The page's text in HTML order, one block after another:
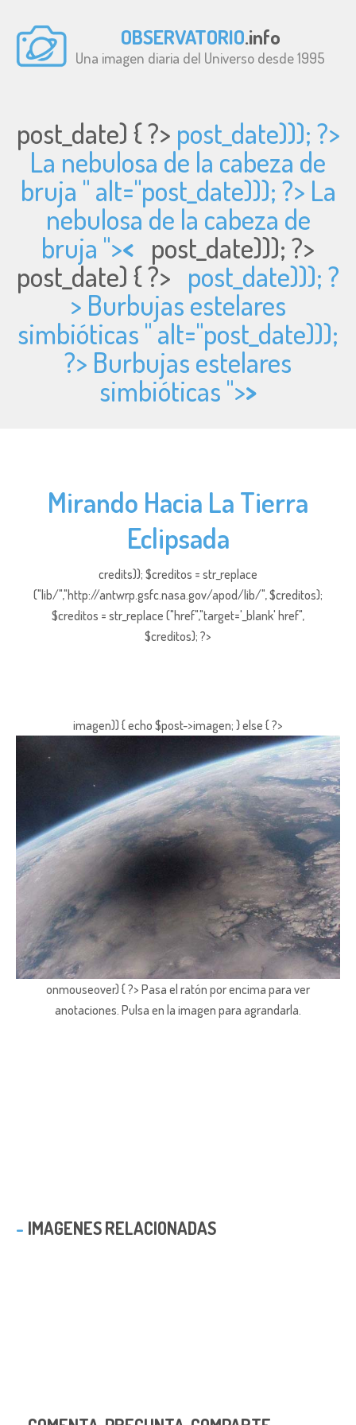
OBSERVATORIO.info
Una imagen diaria del Universo desde 1995
post_date) { ?> post_date))); ?>
La nebulosa de la cabeza de
bruja " alt="post_date))); ?> La
nebulosa de la cabeza de
bruja ">< post_date))); ?>
post_date) { ?> post_date))); ?
> Burbujas estelares
simbióticas " alt="post_date)));
?> Burbujas estelares
simbióticas ">>
Mirando Hacia La Tierra
Eclipsada
credits)); $creditos = str_replace
("lib/","http://antwrp.gsfc.nasa.gov/apod/lib/", $creditos);
$creditos = str_replace ("href","target='_blank' href",
$creditos); ?>
imagen)) { echo $post->imagen; } else { ?>
onmouseover) { ?> Pasa el ratón por encima para ver
anotaciones. Pulsa en la imagen para agrandarla.
IMAGENES RELACIONADAS